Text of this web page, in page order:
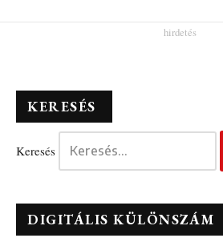
KERESÉS
Keresés
DIGITÁLIS KÜLÖNSZÁM